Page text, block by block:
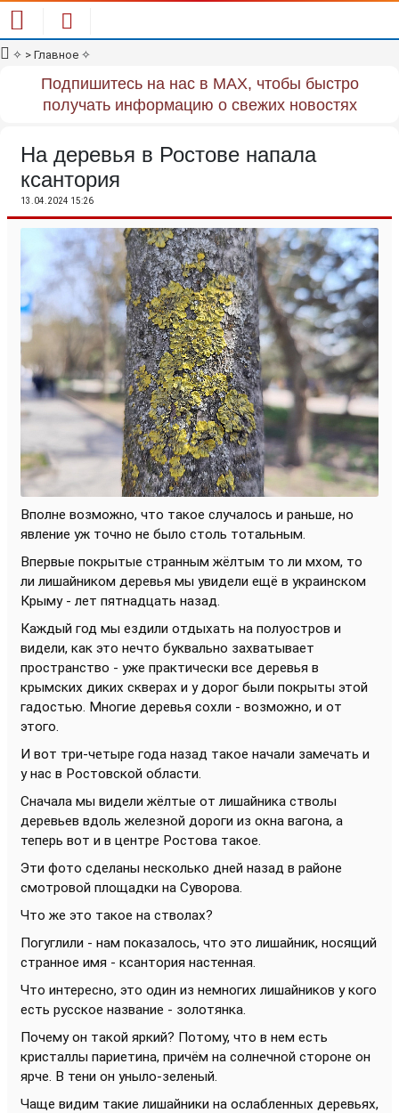
✧ > Главное ✧
Подпишитесь на нас в MAX, чтобы быстро
получать информацию о свежих новостях
На деревья в Ростове напала
ксантория
13.04.2024 15:26
Вполне возможно, что такое случалось и раньше, но
явление уж точно не было столь тотальным.
Впервые покрытые странным жёлтым то ли мхом, то
ли лишайником деревья мы увидели ещё в украинском
Крыму - лет пятнадцать назад.
Каждый год мы ездили отдыхать на полуостров и
видели, как это нечто буквально захватывает
пространство - уже практически все деревья в
крымских диких скверах и у дорог были покрыты этой
гадостью. Многие деревья сохли - возможно, и от
этого.
И вот три-четыре года назад такое начали замечать и
у нас в Ростовской области.
Сначала мы видели жёлтые от лишайника стволы
деревьев вдоль железной дороги из окна вагона, а
теперь вот и в центре Ростова такое.
Эти фото сделаны несколько дней назад в районе
смотровой площадки на Суворова.
Что же это такое на стволах?
Погуглили - нам показалось, что это лишайник, носящий
странное имя - ксантория настенная.
Что интересно, это один из немногих лишайников у кого
есть русское название - золотянка.
Почему он такой яркий? Потому, что в нем есть
кристаллы париетина, причём на солнечной стороне он
ярче. В тени он уныло-зеленый.
Чаще видим такие лишайники на ослабленных деревьях,